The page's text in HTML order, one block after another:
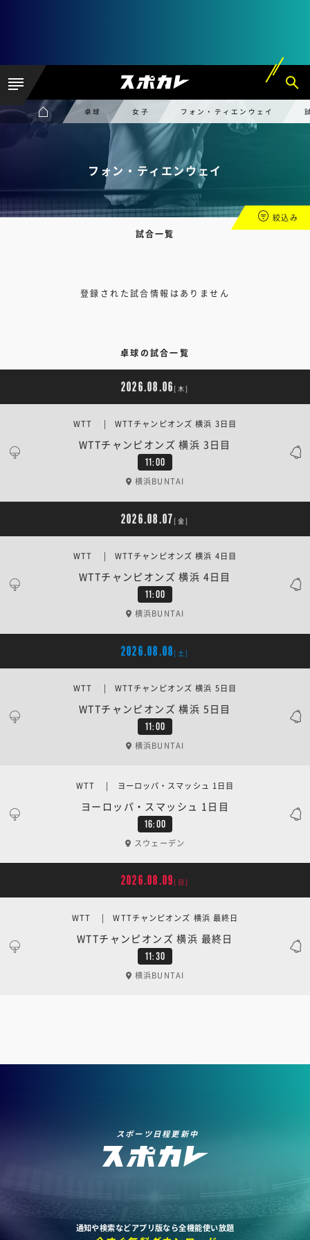
卓球 女子 フォン・ティエンウェイ
フォン・ティエンウェイ
試合一覧
絞込み
登録された試合情報はありません
卓球の試合一覧
2026.08.06 [木]
11:00
WTTチャンピオンズ 横浜 3日目
WTT | WTTチャンピオンズ 横浜 3日目
横浜BUNTAI
2026.08.07 [金]
11:00
WTTチャンピオンズ 横浜 4日目
WTT | WTTチャンピオンズ 横浜 4日目
横浜BUNTAI
2026.08.08 [土]
11:00
WTTチャンピオンズ 横浜 5日目
WTT | WTTチャンピオンズ 横浜 5日目
横浜BUNTAI
16:00
ヨーロッパ・スマッシュ 1日目
WTT | ヨーロッパ・スマッシュ 1日目
スウェーデン
2026.08.09 [日]
11:30
WTTチャンピオンズ 横浜 最終日
WTT | WTTチャンピオンズ 横浜 最終日
横浜BUNTAI
スポーツ日程更新中
通知や検索などアプリ版なら全機能使い放題